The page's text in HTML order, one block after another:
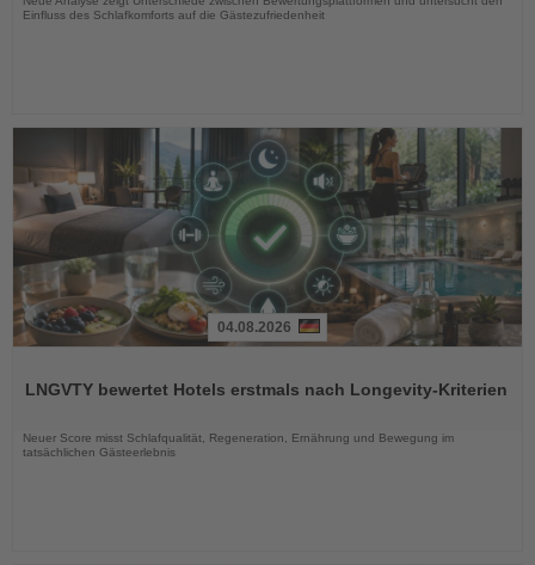
Einfluss des Schlafkomforts auf die Gästezufriedenheit
die
04.08.2026
LNGVTY bewertet Hotels erstmals nach Longevity-Kriterien
Neuer Score misst Schlafqualität, Regeneration, Ernährung und Bewegung im
tatsächlichen Gästeerlebnis